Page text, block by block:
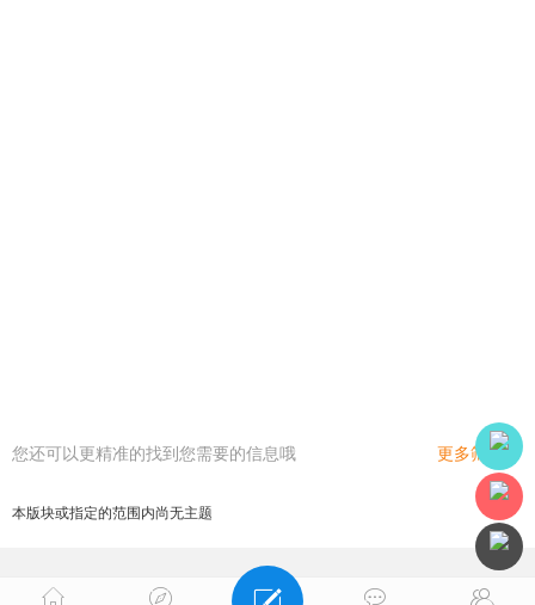
您还可以更精准的找到您需要的信息哦 更多筛选
本版块或指定的范围内尚无主题